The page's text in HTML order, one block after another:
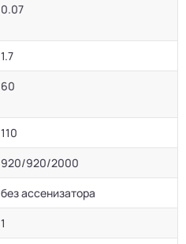
0.07
1.7
60
110
920/920/2000
без ассенизатора
1